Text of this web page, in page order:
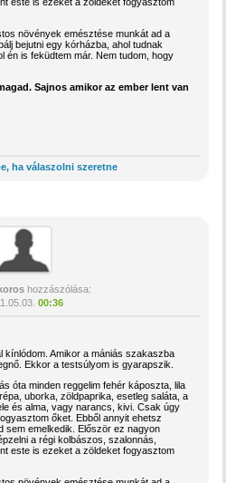
este is ezeket a zöldeket fogyasztom
növények emésztése munkát ad a
bejutni egy kórházba, ahol tudnak
én is feküdtem már. Nem tudom, hogy
Sajnos amikor az ember lent van
ha válaszolni szeretne
hozzászólása:
00:36
kínlódom. Amikor a mániás szakaszba
Ekkor a testsúlyom is gyarapszik.
óta minden reggelim fehér káposzta, lila
uborka, zöldpaprika, esetleg saláta, a
és alma, vagy narancs, kivi. Csak úgy
őket. Ebből annyit ehetsz
sem emelkedik. Először ez nagyon
a régi kolbászos, szalonnás,
este is ezeket a zöldeket fogyasztom